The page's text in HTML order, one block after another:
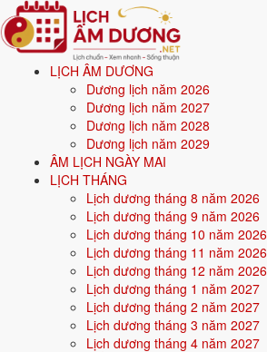
LỊCH ÂM DƯƠNG
Dương lịch năm 2026
Dương lịch năm 2027
Dương lịch năm 2028
Dương lịch năm 2029
ÂM LỊCH NGÀY MAI
LỊCH THÁNG
Lịch dương tháng 8 năm 2026
Lịch dương tháng 9 năm 2026
Lịch dương tháng 10 năm 2026
Lịch dương tháng 11 năm 2026
Lịch dương tháng 12 năm 2026
Lịch dương tháng 1 năm 2027
Lịch dương tháng 2 năm 2027
Lịch dương tháng 3 năm 2027
Lịch dương tháng 4 năm 2027
Trang chủ
Mệnh ngũ hành
Sinh năm 1961
Sinh năm 1961mệnh gì? Tân Sửu
mệnh Thổ
Người sinh năm1961 là tuổi Tân Sửu(con
Thượng Thổ-Đất tò vò, mệnhThổ. Năm
dương).